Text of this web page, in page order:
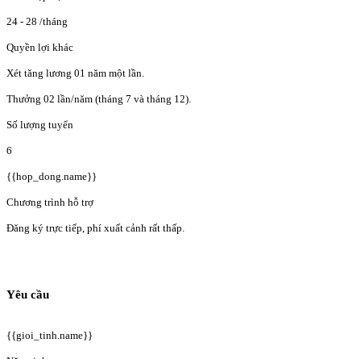
24 - 28 /tháng
Quyền lợi khác
Xét tăng lương 01 năm một lần.
Thưởng 02 lần/năm (tháng 7 và tháng 12).
Số lượng tuyển
6
{{hop_dong.name}}
Chương trình hỗ trợ
Đăng ký trực tiếp, phí xuất cảnh rất thấp.
Yêu cầu
{{gioi_tinh.name}}